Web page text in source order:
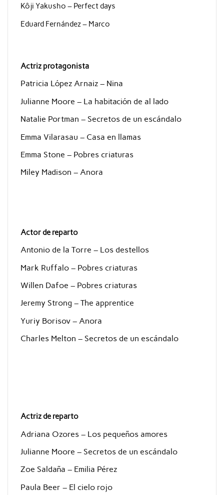
Kôji Yakusho – Perfect days
Eduard Fernández – Marco
Actriz protagonista
Patricia López Arnaiz – Nina
Julianne Moore – La habitación de al lado
Natalie Portman – Secretos de un escándalo
Emma Vilarasau – Casa en llamas
Emma Stone – Pobres criaturas
Miley Madison – Anora
Actor de reparto
Antonio de la Torre – Los destellos
Mark Ruffalo – Pobres criaturas
Willen Dafoe – Pobres criaturas
Jeremy Strong – The apprentice
Yuriy Borisov – Anora
Charles Melton – Secretos de un escándalo
Actriz de reparto
Adriana Ozores – Los pequeños amores
Julianne Moore – Secretos de un escándalo
Zoe Saldaña – Emilia Pérez
Paula Beer – El cielo rojo